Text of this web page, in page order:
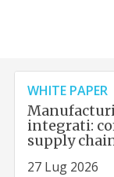
WHITE PAPER
integrati:
supply
27 Lug 2026